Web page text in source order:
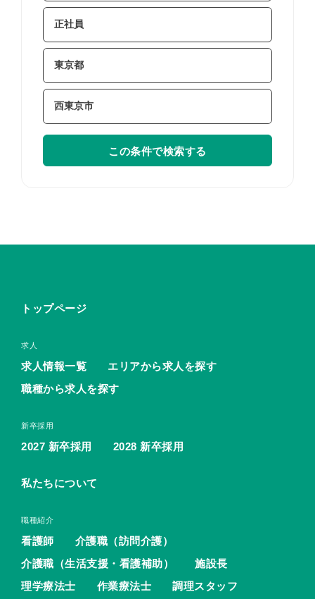
この条件で検索する
トップページ
求人
求人情報一覧
エリアから求人を探す
職種から求人を探す
新卒採用
2027 新卒採用 2028 新卒採用
私たちについて
職種紹介
看護師
介護職（訪問介護）
介護職（生活支援・看護補助）
施設長
理学療法士
作業療法士
調理スタッフ